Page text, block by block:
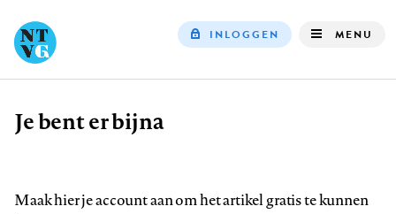
INLOGGEN MENU
Kruimelpad
Je bent er bijna
Maak hier je account aan om het artikel gratis te kunnen